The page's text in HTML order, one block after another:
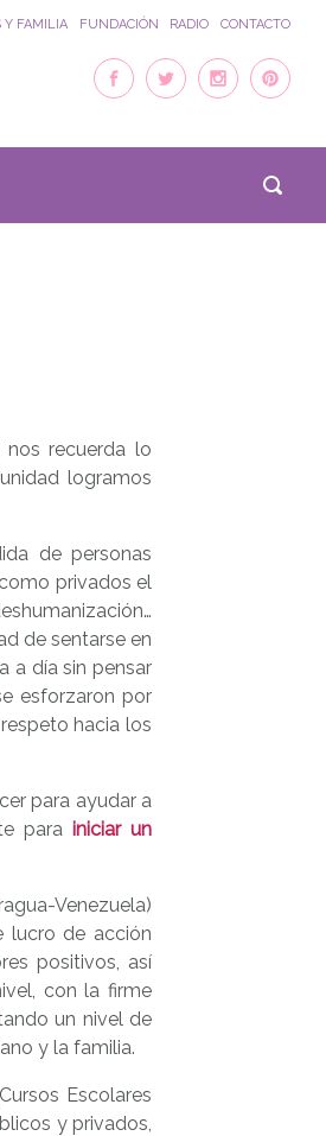
Y FAMILIA FUNDACIÓN RADIO CONTACTO
recuerda lo
logramos
de personas
privados el
de sentarse en
a día sin pensar
esforzaron por
hacia los
para ayudar a
para iniciar un
Venezuela)
lucro de acción
positivos, así
con la firme
un nivel de
y la familia.
Escolares
y privados,